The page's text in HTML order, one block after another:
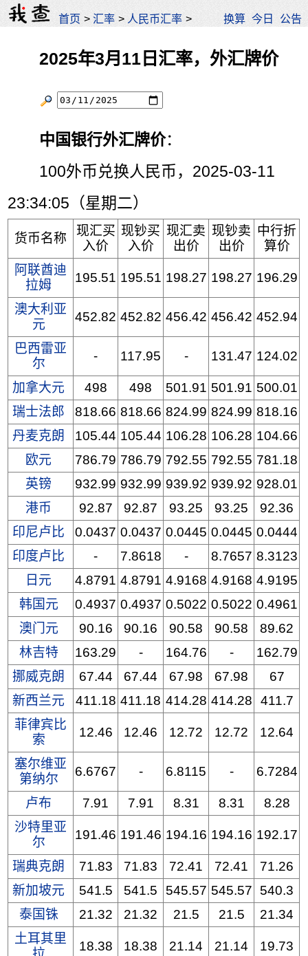
首页 >汇率 > 人民币汇率 > 换算 今日 公告
2025年3月11日汇率，外汇牌价
中国银行外汇牌价：
100外币兑换人民币，2025-03-11
23:34:05（星期二）
货币名称
现汇买
入价
现钞买
入价
现汇卖
出价
现钞卖
出价
中行折
算价
阿联酋迪
拉姆
195.51 195.51 198.27 198.27 196.29
澳大利亚
元
452.82 452.82 456.42 456.42 452.94
巴西雷亚
尔
- 117.95 - 131.47 124.02
加拿大元 498 498 501.91 501.91 500.01
瑞士法郎
818.66 818.66 824.99 824.99 818.16
丹麦克朗
105.44 105.44 106.28 106.28 104.66
欧元
786.79 786.79 792.55 792.55 781.18
英镑
932.99 932.99 939.92 939.92 928.01
港币
92.87 92.87 93.25 93.25
92.36
印尼卢比
0.0437 0.0437 0.0445 0.0445 0.0444
印度卢比
- 7.8618 - 8.7657 8.3123
日元
4.8791 4.8791 4.9168 4.9168 4.9195
韩国元
0.4937 0.4937 0.5022 0.5022 0.4961
澳门元
90.16 90.16 90.58 90.58
89.62
林吉特
163.29 - 164.76 -
162.79
挪威克朗
67.44 67.44 67.98 67.98
67
新西兰元
411.18 411.18 414.28 414.28
411.7
菲律宾比
索
12.46 12.46 12.72 12.72 12.64
塞尔维亚
第纳尔
6.6767 - 6.8115 - 6.7284
卢布 7.91 7.91 8.31 8.31
8.28
沙特里亚
尔
191.46 191.46 194.16 194.16 192.17
瑞典克朗 71.83 71.83 72.41 72.41
71.26
新加坡元
541.5 541.5 545.57 545.57
540.3
泰国铢
21.32 21.32 21.5 21.5
21.34
土耳其里
18.38 18.38 21.14 21.14 19.73